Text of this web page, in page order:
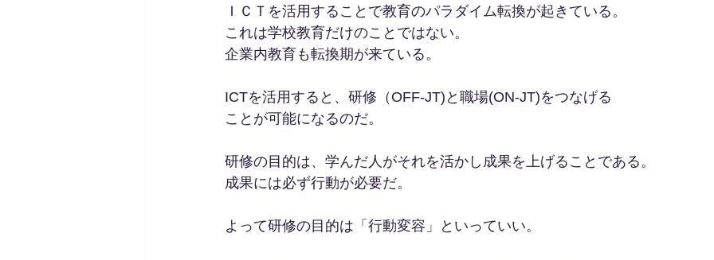
ＩＣＴを活用することで教育のパラダイム転換が起きている。
これは学校教育だけのことではない。
企業内教育も転換期が来ている。
ICTを活用すると、研修（OFF-JT)と職場(ON-JT)をつなげる
ことが可能になるのだ。
研修の目的は、学んだ人がそれを活かし成果を上げることである。
成果には必ず行動が必要だ。
よって研修の目的は「行動変容」といっていい。